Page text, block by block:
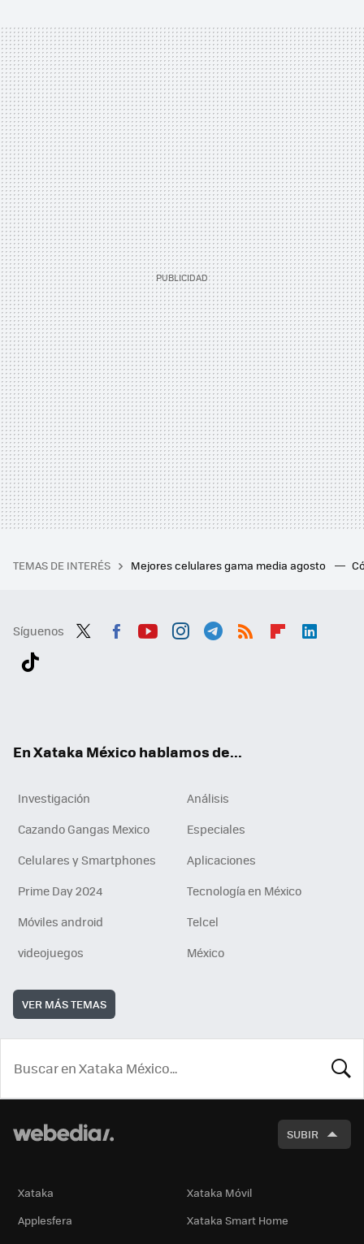
TEMAS DE INTERÉS Mejores celulares gama media agosto
Síguenos
En Xataka México hablamos de...
Investigación
Análisis
Cazando Gangas Mexico
Especiales
Celulares y Smartphones
Aplicaciones
Prime Day 2024
Tecnología en México
Móviles android
Telcel
videojuegos
México
VER MÁS TEMAS
SUBIR
Xataka
Xataka Móvil
Applesfera
Xataka Smart Home